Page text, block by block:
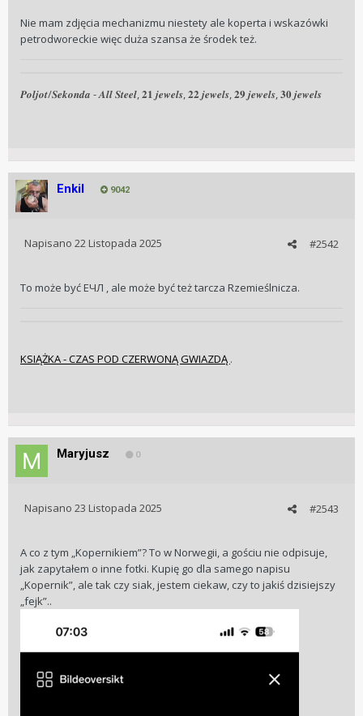
Nie mam zdjęcia mechanizmu niestety ale koperta i wskazówki
petrodworeckie więc duża szansa że środek też.
𝑷𝒐𝒍𝒋𝒐𝒕/𝑺𝒆𝒌𝒐𝒏𝒅𝒂 - 𝑨𝒍𝒍 𝑺𝒕𝒆𝒆𝒍, 𝟐𝟏 𝒋𝒆𝒘𝒆𝒍𝒔, 𝟐𝟐 𝒋𝒆𝒘𝒆𝒍𝒔, 𝟐𝟗 𝒋𝒆𝒘𝒆𝒍𝒔, 𝟑𝟎 𝒋𝒆𝒘𝒆𝒍𝒔
Enkil 9042
#2542
Napisano 22 Listopada 2025
To może być ЕЧЛ , ale może być też tarcza Rzemieślnicza.
KSIĄŻKA - CZAS POD CZERWONĄ GWIAZDĄ .
Maryjusz 0
#2543
Napisano 23 Listopada 2025
A co z tym „Kopernikiem”? To w Norwegii, a gościu nie odpisuje,
jak zapytałem o inne fotki. Kupię go dla samego napisu
„Kopernik”, ale tak czy siak, jestem ciekaw, czy to jakiś dzisiejszy
„fejk”..